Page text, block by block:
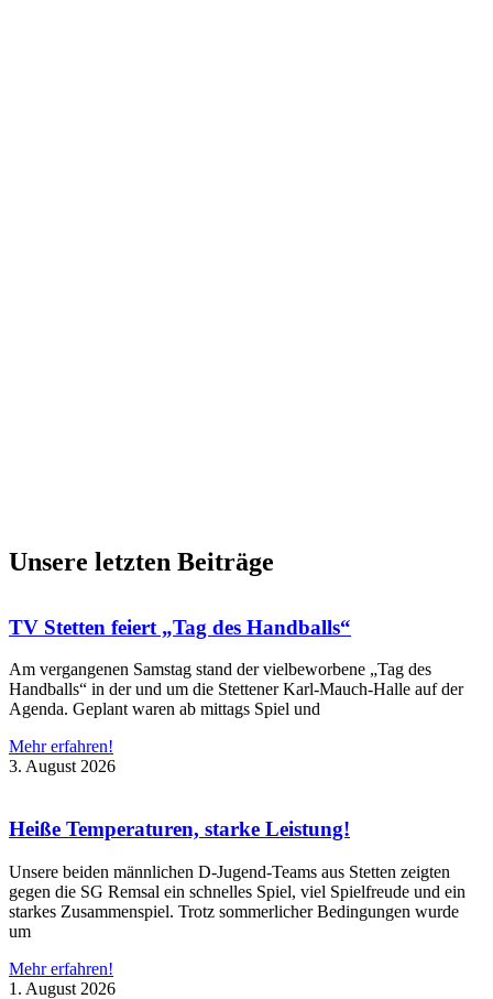
Unsere letzten Beiträge
TV Stetten feiert „Tag des Handballs“
Am vergangenen Samstag stand der vielbeworbene „Tag des
Handballs“ in der und um die Stettener Karl-Mauch-Halle auf der
Agenda. Geplant waren ab mittags Spiel und
Mehr erfahren!
3. August 2026
Heiße Temperaturen, starke Leistung!
Unsere beiden männlichen D-Jugend-Teams aus Stetten zeigten
gegen die SG Remsal ein schnelles Spiel, viel Spielfreude und ein
starkes Zusammenspiel. Trotz sommerlicher Bedingungen wurde
um
Mehr erfahren!
1. August 2026